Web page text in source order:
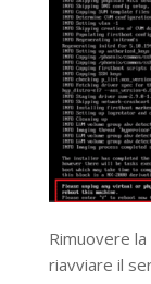
Rimuovere
riavviare il